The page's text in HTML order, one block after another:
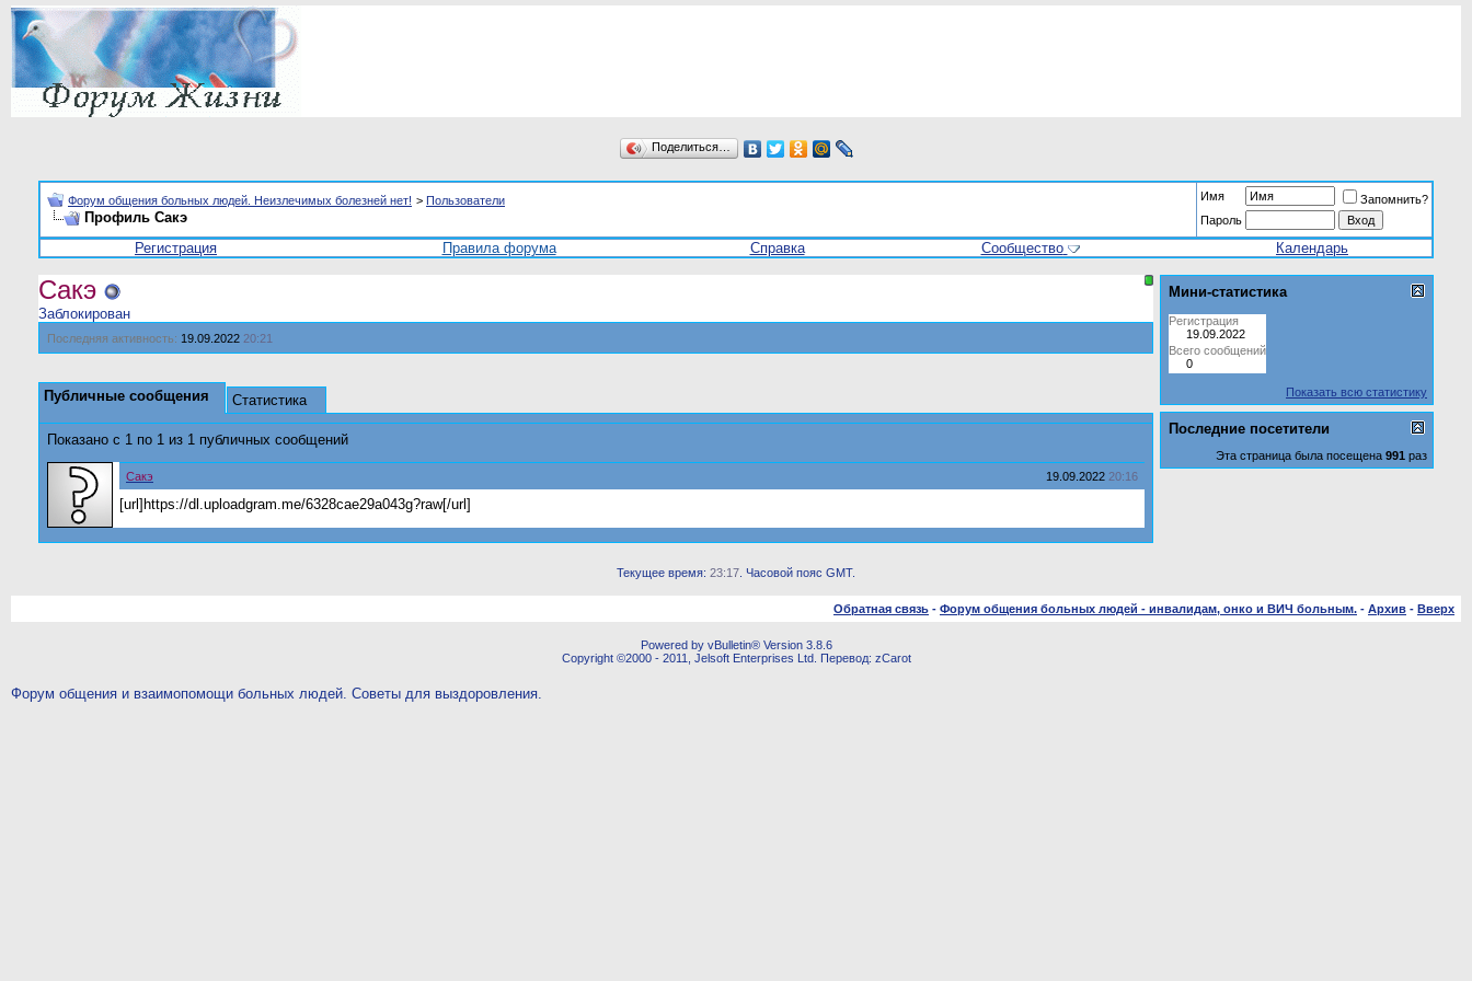
Поделиться…
Форум общения больных людей. Неизлечимых болезней нет! > Пользователи
Профиль Сакэ
Имя
Запомнить?
Пароль
Регистрация Правила форума Справка Сообщество Календарь
Сакэ
Заблокирован
Последняя активность: 19.09.2022 20:21
Публичные сообщения Статистика
Показано с 1 по 1 из 1 публичных сообщений
19.09.2022 20:16
Сакэ
[url]https://dl.uploadgram.me/6328cae29a043g?raw[/url]
Мини-статистика
Регистрация
19.09.2022
Всего сообщений
0
Показать всю статистику
Последние посетители
Эта страница была посещена 991 раз
Текущее время: 23:17 . Часовой пояс GMT.
Обратная связь - Форум общения больных людей - инвалидам, онко и ВИЧ больным. - Архив - Вверх
Powered by vBulletin® Version 3.8.6
Copyright ©2000 - 2011, Jelsoft Enterprises Ltd. Перевод: zCarot
Форум общения и взаимопомощи больных людей. Советы для выздоровления.